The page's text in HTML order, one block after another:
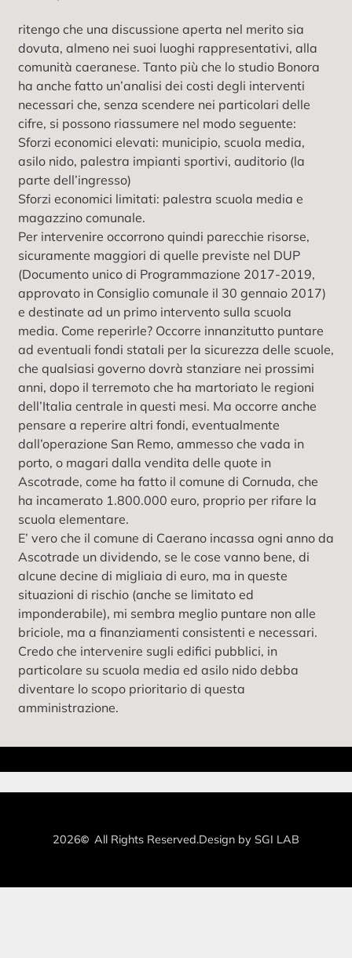
ritengo che una discussione aperta nel merito sia
dovuta, almeno nei suoi luoghi rappresentativi, alla
comunità caeranese. Tanto più che lo studio Bonora
ha anche fatto un’analisi dei costi degli interventi
necessari che, senza scendere nei particolari delle
cifre, si possono riassumere nel modo seguente:
Sforzi economici elevati: municipio, scuola media,
asilo nido, palestra impianti sportivi, auditorio (la
parte dell’ingresso)
Sforzi economici limitati: palestra scuola media e
magazzino comunale.
Per intervenire occorrono quindi parecchie risorse,
sicuramente maggiori di quelle previste nel DUP
(Documento unico di Programmazione 2017-2019,
approvato in Consiglio comunale il 30 gennaio 2017)
e destinate ad un primo intervento sulla scuola
media. Come reperirle? Occorre innanzitutto puntare
ad eventuali fondi statali per la sicurezza delle scuole,
che qualsiasi governo dovrà stanziare nei prossimi
anni, dopo il terremoto che ha martoriato le regioni
dell’Italia centrale in questi mesi. Ma occorre anche
pensare a reperire altri fondi, eventualmente
dall’operazione San Remo, ammesso che vada in
porto, o magari dalla vendita delle quote in
Ascotrade, come ha fatto il comune di Cornuda, che
ha incamerato 1.800.000 euro, proprio per rifare la
scuola elementare.
E’ vero che il comune di Caerano incassa ogni anno da
Ascotrade un dividendo, se le cose vanno bene, di
alcune decine di migliaia di euro, ma in queste
situazioni di rischio (anche se limitato ed
imponderabile), mi sembra meglio puntare non alle
briciole, ma a finanziamenti consistenti e necessari.
Credo che intervenire sugli edifici pubblici, in
particolare su scuola media ed asilo nido debba
diventare lo scopo prioritario di questa
amministrazione.
2026 All Rights Reserved.Design by SGI LAB